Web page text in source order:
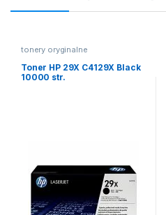
tonery oryginalne
Toner HP 29X C4129X Black
10000 str.